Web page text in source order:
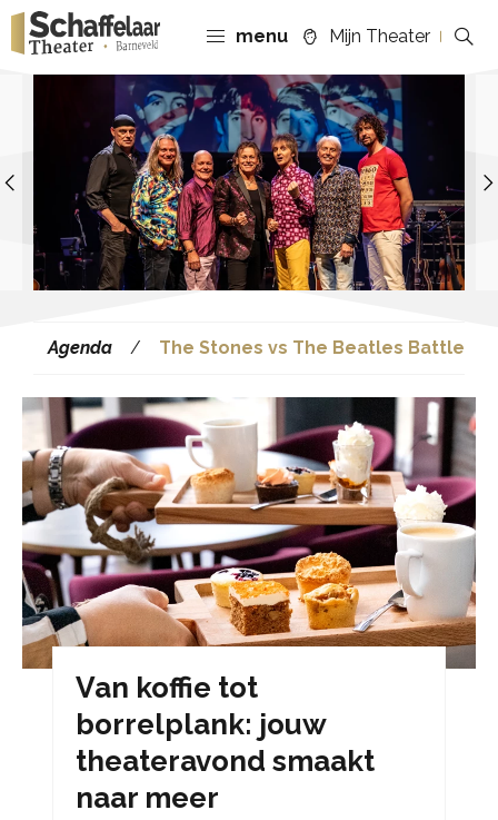
menu Mijn Theater
Previous
Agenda The Stones vs The Beatles Battle
Van koffie tot
borrelplank: jouw
theateravond smaakt
naar meer